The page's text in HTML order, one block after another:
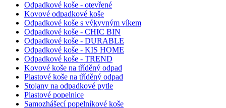
Odpadkové koše - otevřené
Kovové odpadkové koše
Odpadkové koše s výkyvným víkem
Odpadkové koše - CHIC BIN
Odpadkové koše - DURABLE
Odpadkové koše - KIS HOME
Odpadkové koše - TREND
Kovové koše na tříděný odpad
Plastové koše na tříděný odpad
Stojany na odpadkové pytle
Plastové popelnice
Samozhášecí popelníkové koše